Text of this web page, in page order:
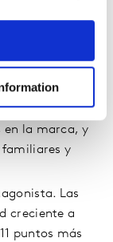
a las
tienen 7
compradas.
las
en la marca, y
familiares y
Las
creciente a
puntos más